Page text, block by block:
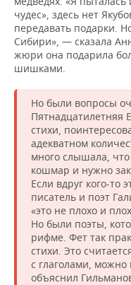
чудес», здесь нет
передавать подарки.
Сибири», — сказала
жюри она подарила
шишками.
Но были вопросы
Пятнадцатилетняя
стихи,
адекватном
много слышала,
кошмар и нужно
Если вдруг кого-то
писатель и поэт
«это не плохо и
Но были поэты,
рифме. Фет так
стихи. Это
с глаголами,
объяснил